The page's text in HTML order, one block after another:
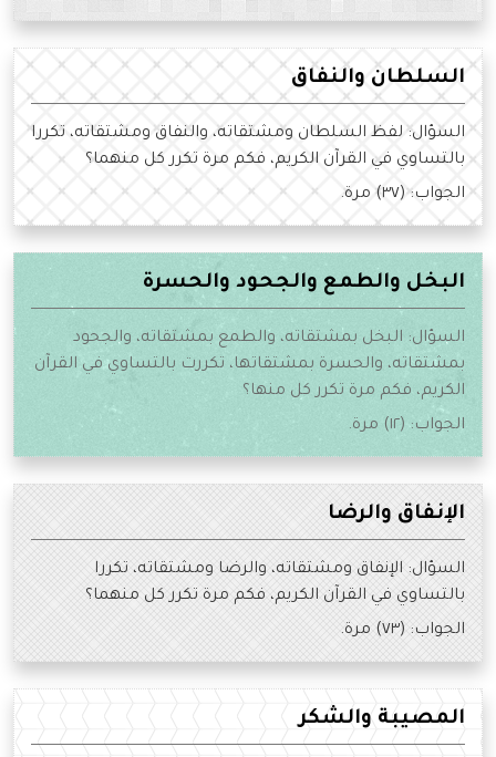
السلطان والنفاق
السؤال: لفظ السلطان ومشتقاته، والنفاق ومشتقاته، تكررا
بالتساوي في القرآن الكريم، فكم مرة تكرر كل منهما؟
الجواب: (٣٧) مرة.
البخل والطمع والجحود والحسرة
السؤال: البخل بمشتقاته، والطمع بمشتقاته، والجحود
بمشتقاته، والحسرة بمشتقاتها، تكررت بالتساوي في القرآن
الكريم، فكم مرة تكرر كل منها؟
الجواب: (١٢) مرة.
الإنفاق والرضا
السؤال: الإنفاق ومشتقاته، والرضا ومشتقاته، تكررا
بالتساوي في القرآن الكريم، فكم مرة تكرر كل منهما؟
الجواب: (٧٣) مرة.
المصيبة والشكر